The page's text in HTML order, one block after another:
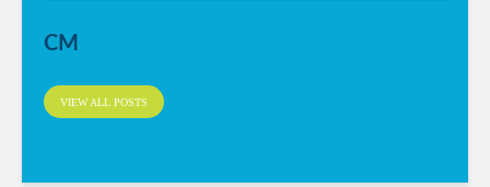
CM
VIEW ALL POSTS